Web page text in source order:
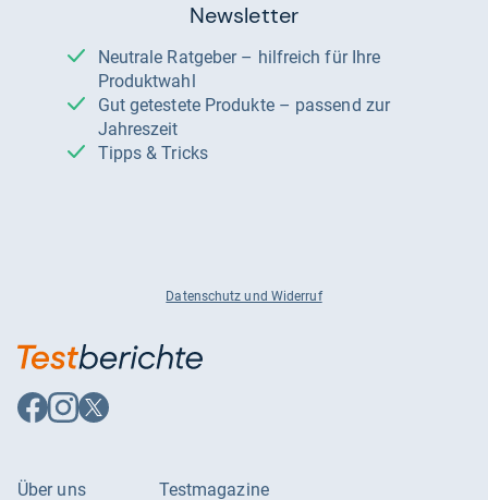
Newsletter
Neutrale Ratgeber – hilfreich für Ihre
Produktwahl
Gut getestete Produkte – passend zur
Jahreszeit
Tipps & Tricks
Datenschutz und Widerruf
Auf
Facebook
Auf
Instagram
Auf
X
Über uns Testmagazine